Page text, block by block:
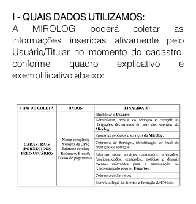
I - QUAIS DADOS UTILIZAMOS:
A MIROLOG poderá coletar as
informações inseridas ativamente pelo
Usuário/Titular no momento do cadastro,
conforme quadro explicativo e
exemplificativo abaixo: